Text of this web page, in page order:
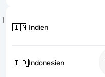
I
🇮🇳Indien
🇮🇩Indonesien